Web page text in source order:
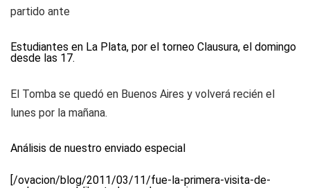
partido ante
Estudiantes en La Plata, por el torneo Clausura, el domingo
desde las 17.
El Tomba se quedó en Buenos Aires y volverá recién el
lunes por la mañana.
Análisis de nuestro enviado especial
[/ovacion/blog/2011/03/11/fue-la-primera-visita-de-